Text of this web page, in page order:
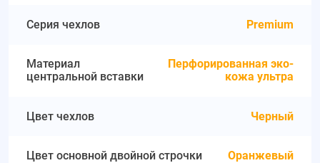
Серия чехлов Premium
Материал
центральной вставки
Перфорированная эко-
кожа ультра
Цвет чехлов Черный
Цвет основной двойной строчки Оранжевый